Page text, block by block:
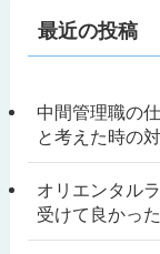
最近の投稿
中間管理職の
と考えた時の
オリエンタル
受けて良かっ